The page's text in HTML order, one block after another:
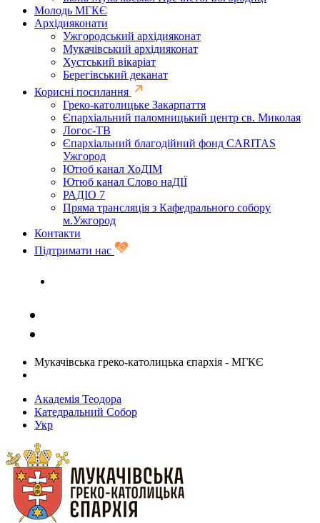
Молодь МГКЄ
Архідияконати
Ужгородський архідияконат
Мукачівський архідияконат
Хустський вікаріат
Берегівський деканат
Корисні посилання
Греко-католицьке Закарпаття
Єпархіальний паломницький центр св. Миколая
Логос-ТВ
Єпархіальний благодійний фонд CARITAS
Ужгород
Ютюб канал ХоДІМ
Ютюб канал Слово наДІЇ
РАДІО 7
Пряма трансляція з Кафедрального собору
м.Ужгород
Контакти
Підтримати нас
Мукачівська греко-католицька єпархія - МГКЄ
Академія Теодора
Катедральний Собор
Укр